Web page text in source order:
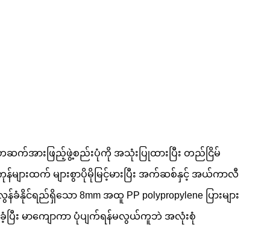
ဆက်အားဖြည့်ဖွဲ့စည်းပုံကို အသုံးပြုထားပြီး တည်ငြိမ်
ားထက် များစွာပိုမိုမြင့်မားပြီး အက်ဆစ်နှင့် အယ်ကာလီ
ော 8mm အထူ PP polypropylene ပြားများ
ပြီး မာကျောကာ ပုံပျက်ရန်မလွယ်ကူဘဲ အလုံးစုံ